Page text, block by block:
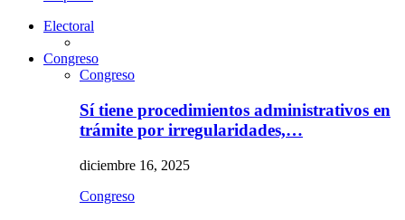
Electoral
Congreso
Congreso
Sí tiene procedimientos administrativos en
trámite por irregularidades,…
diciembre 16, 2025
Congreso